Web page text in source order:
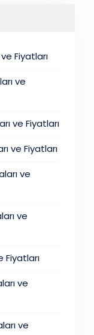
Fiyatları
ve
ve Fiyatları
ve Fiyatları
ve
ve
Fiyatları
ve
ve